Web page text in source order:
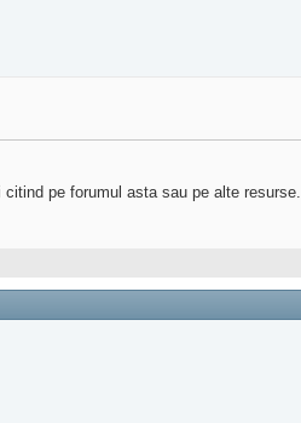
pe forumul asta sau pe alte resurse.